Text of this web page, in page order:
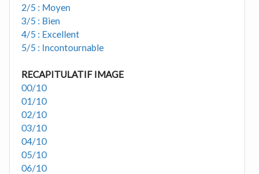
2/5 : Moyen
3/5 : Bien
4/5 : Excellent
5/5 : Incontournable
RECAPITULATIF IMAGE
00/10
01/10
02/10
03/10
04/10
05/10
06/10